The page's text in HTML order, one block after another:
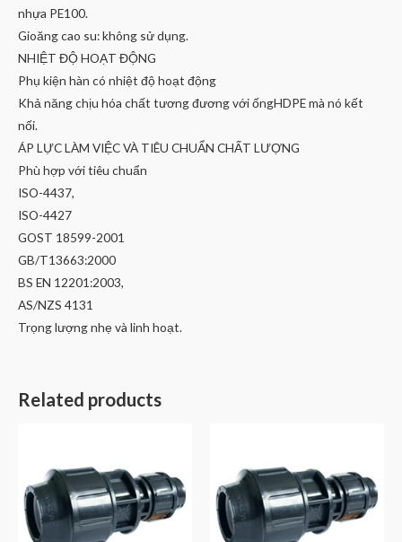
nhựa PE100.
Gioăng cao su: không sử dụng.
NHIỆT ĐỘ HOẠT ĐỘNG
Phụ kiện hàn có nhiệt độ hoạt động
Khả năng chịu hóa chất tương đương với ốngHDPE mà nó kết
nối.
ÁP LỰC LÀM VIỆC VÀ TIÊU CHUẨN CHẤT LƯỢNG
Phù hợp với tiêu chuẩn
ISO-4437,
ISO-4427
GOST 18599-2001
GB/T13663:2000
BS EN 12201:2003,
AS/NZS 4131
Trọng lượng nhẹ và linh hoạt.
Related products